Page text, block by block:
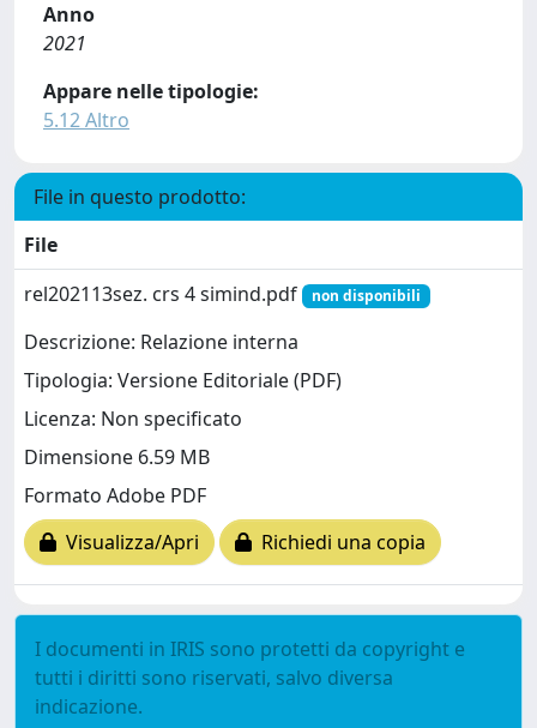
Anno
2021
Appare nelle tipologie:
5.12 Altro
File in questo prodotto:
File
rel202113sez. crs 4 simind.pdf
non disponibili
Descrizione: Relazione interna
Tipologia: Versione Editoriale (PDF)
Licenza: Non specificato
Dimensione 6.59 MB
Formato Adobe PDF
Visualizza/Apri
Richiedi una copia
I documenti in IRIS sono protetti da copyright e
tutti i diritti sono riservati, salvo diversa
indicazione.